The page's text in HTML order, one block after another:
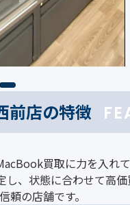
前店の特徴
買取に力を入れ
し、状態に合わせて高
頼の店舗です。